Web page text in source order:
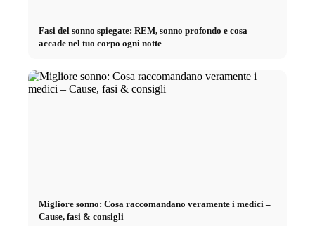
Fasi del sonno spiegate: REM, sonno profondo e cosa
accade nel tuo corpo ogni notte
Migliore sonno: Cosa raccomandano veramente i medici –
Cause, fasi & consigli